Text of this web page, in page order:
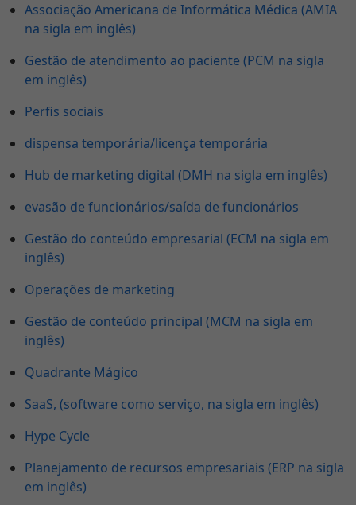
Associação Americana de Informática Médica (AMIA
na sigla em inglês)
Gestão de atendimento ao paciente (PCM na sigla
em inglês)
Perfis sociais
dispensa temporária/licença temporária
Hub de marketing digital (DMH na sigla em inglês)
evasão de funcionários/saída de funcionários
Gestão do conteúdo empresarial (ECM na sigla em
inglês)
Operações de marketing
Gestão de conteúdo principal (MCM na sigla em
inglês)
Quadrante Mágico
SaaS, (software como serviço, na sigla em inglês)
Hype Cycle
Planejamento de recursos empresariais (ERP na sigla
em inglês)